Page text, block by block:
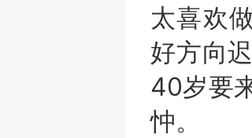
太喜欢
好方向
40岁要
忡。